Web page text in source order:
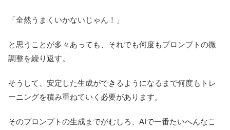
「全然うまくいかないじゃん！」
と思うことが多々あっても、それでも何度もプロンプトの微
調整を繰り返す。
そうして、安定した生成ができるようになるまで何度もトレ
ーニングを積み重ねていく必要があります。
そのプロンプトの生成までがむしろ、AIで一番たいへんなこ